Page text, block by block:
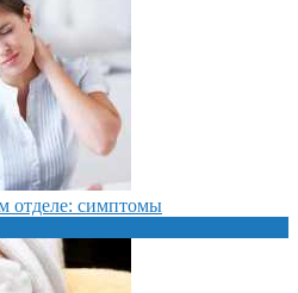
отделе: симптомы